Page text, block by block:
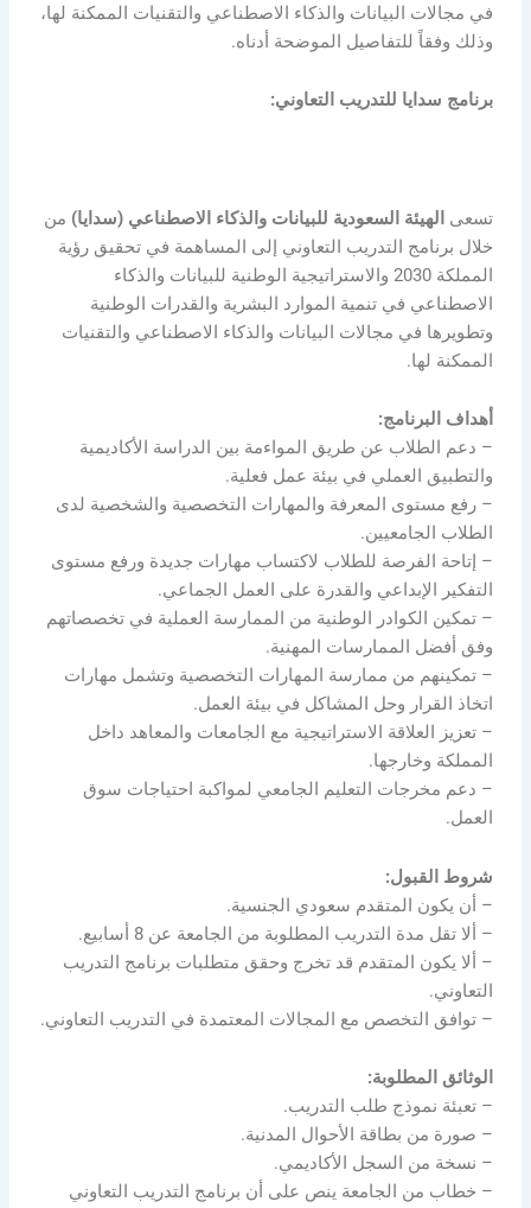
في مجالات البيانات والذكاء الاصطناعي والتقنيات الممكنة لها،
وذلك وفقاً للتفاصيل الموضحة أدناه.
برنامج سدايا للتدريب التعاوني:
تسعى الهيئة السعودية للبيانات والذكاء الاصطناعي (سدايا) من
خلال برنامج التدريب التعاوني إلى المساهمة في تحقيق رؤية
المملكة 2030 والاستراتيجية الوطنية للبيانات والذكاء
الاصطناعي في تنمية الموارد البشرية والقدرات الوطنية
وتطويرها في مجالات البيانات والذكاء الاصطناعي والتقنيات
الممكنة لها.
أهداف البرنامج:
– دعم الطلاب عن طريق المواءمة بين الدراسة الأكاديمية
والتطبيق العملي في بيئة عمل فعلية.
– رفع مستوى المعرفة والمهارات التخصصية والشخصية لدى
الطلاب الجامعيين.
– إتاحة الفرصة للطلاب لاكتساب مهارات جديدة ورفع مستوى
التفكير الإبداعي والقدرة على العمل الجماعي.
– تمكين الكوادر الوطنية من الممارسة العملية في تخصصاتهم
وفق أفضل الممارسات المهنية.
– تمكينهم من ممارسة المهارات التخصصية وتشمل مهارات
اتخاذ القرار وحل المشاكل في بيئة العمل.
– تعزيز العلاقة الاستراتيجية مع الجامعات والمعاهد داخل
المملكة وخارجها.
– دعم مخرجات التعليم الجامعي لمواكبة احتياجات سوق
العمل.
شروط القبول:
– أن يكون المتقدم سعودي الجنسية.
– ألا تقل مدة التدريب المطلوبة من الجامعة عن 8 أسابيع.
– ألا يكون المتقدم قد تخرج وحقق متطلبات برنامج التدريب
التعاوني.
– توافق التخصص مع المجالات المعتمدة في التدريب التعاوني.
الوثائق المطلوبة:
– تعبئة نموذج طلب التدريب.
– صورة من بطاقة الأحوال المدنية.
– نسخة من السجل الأكاديمي.
– خطاب من الجامعة ينص على أن برنامج التدريب التعاوني